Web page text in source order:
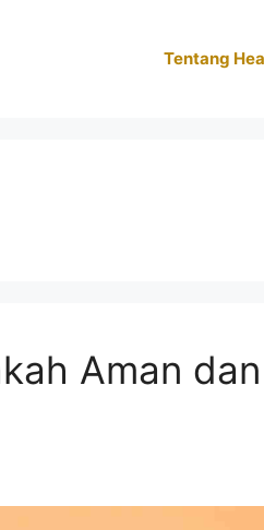
Tentang
Aman